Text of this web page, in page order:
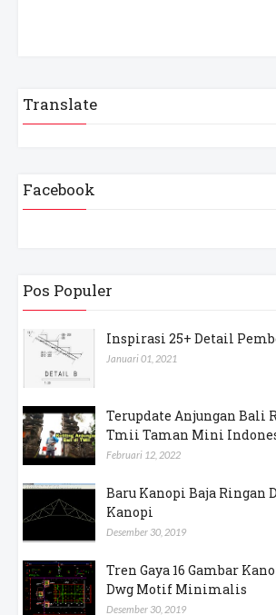
Translate
Facebook
Pos Populer
Inspirasi 25+ Detail
Januari 01, 2021
Terupdate Anjungan Bali
Tmii Taman Mini
Februari 12, 2022
Baru Kanopi Baja Ringan
Kanopi
Desember 30, 2019
Tren Gaya 16 Gambar
Dwg Motif Minimalis
Desember 30, 2019